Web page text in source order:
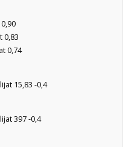
0,83
0,74
15,83 -0,4
397 -0,4